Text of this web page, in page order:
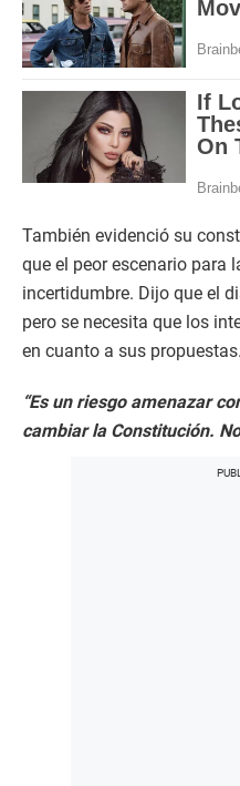
También evidenció su
que el peor escenario para
incertidumbre. Dijo que el
pero se necesita que los
en cuanto a sus propuestas.
“Es un riesgo amenazar
cambiar la Constitución.